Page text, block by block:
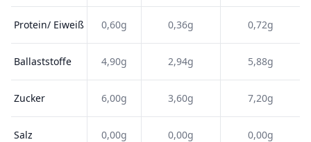
Protein/ Eiweiß 0,60g 0,36g 0,72g
Ballaststoffe 4,90g 2,94g 5,88g
Zucker 6,00g 3,60g 7,20g
Salz 0,00g 0,00g 0,00g